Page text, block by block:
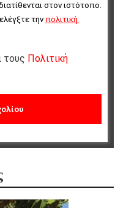
στον ιστότοπο.
την πολιτική
τους Πολιτική